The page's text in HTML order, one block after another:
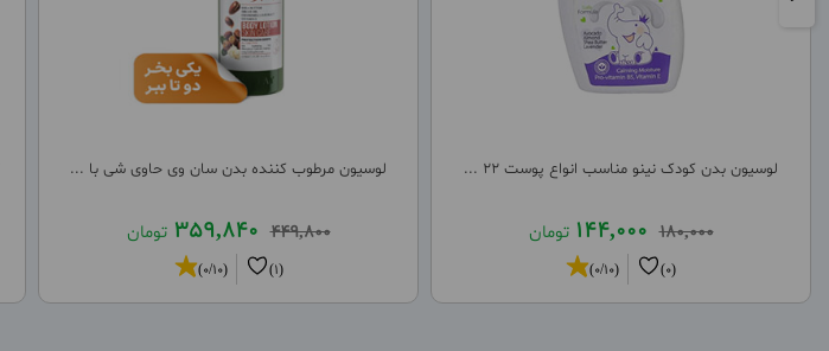
لوسیون مرطوب کننده بدن سان وی حاوی شی با ...
449,800
359,840 تومان
(1)
(0/10)
لوسیون بدن کودک نینو مناسب انواع پوست 22 ...
180,000
144,000 تومان
(0)
(0/10)